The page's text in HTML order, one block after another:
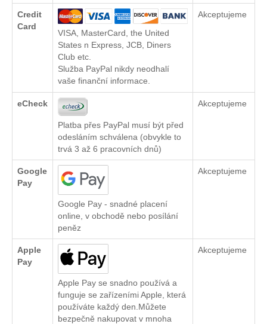
Credit
Card
VISA, MasterCard, the United
States n Express, JCB, Diners
Club etc.
Služba PayPal nikdy neodhalí
vaše finanční informace.
Akceptujeme
eCheck
Platba přes PayPal musí být před
odesláním schválena (obvykle to
trvá 3 až 6 pracovních dnů)
Akceptujeme
Google
Pay
Google Pay - snadné placení
online, v obchodě nebo posílání
peněz
Akceptujeme
Apple
Pay
Apple Pay se snadno používá a
funguje se zařízeními Apple, která
používáte každý den.Můžete
bezpečně nakupovat v mnoha
Akceptujeme